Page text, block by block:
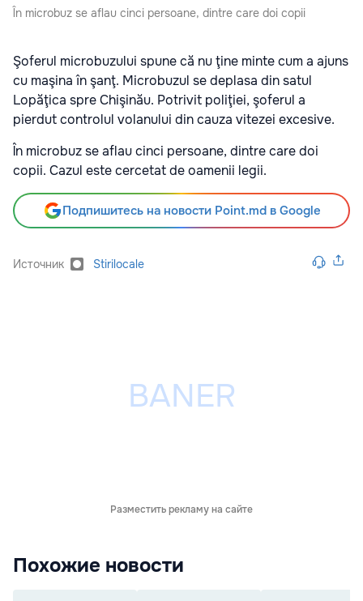
În microbuz se aflau cinci persoane, dintre care doi copii
Şoferul microbuzului spune că nu ţine minte cum a ajuns
cu maşina în şanţ. Microbuzul se deplasa din satul
Lopăţica spre Chişinău. Potrivit poliţiei, şoferul a
pierdut controlul volanului din cauza vitezei excesive.
În microbuz se aflau cinci persoane, dintre care doi
copii. Cazul este cercetat de oamenii legii.
Подпишитесь на новости Point.md в Google
Источник Stirilocale
Разместить рекламу на сайте
Похожие новости